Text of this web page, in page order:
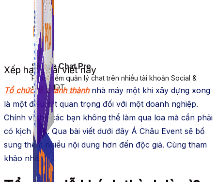
Simple Chat Pro
Phần mềm quản lý chat trên nhiều tài khoản Social &
sàn TMDT.
Xếp hạng bài viết này
Tổ chức lễ khánh thànhnhà máy một khi xây dựng xong
là một điều rất quan trọng đối với một doanh nghiệp.
Chính vì thế các bạn không thể làm qua loa mà cần phải
có kịch bản. Qua bài viết dưới đây Á Châu Event sẽ bổ
sung thêm nhiều nội dung hơn đến độc giả. Cùng tham
khảo nhé.